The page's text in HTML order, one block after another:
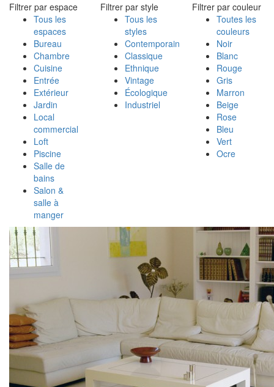
Filtrer par espace
Tous les
espaces
Bureau
Chambre
Cuisine
Entrée
Extérieur
Jardin
Local
commercial
Loft
Piscine
Salle de
bains
Salon &
salle à
manger
Filtrer par style
Tous les
styles
Contemporain
Classique
Ethnique
Vintage
Écologique
Industriel
Filtrer par couleur
Toutes les
couleurs
Noir
Blanc
Rouge
Gris
Marron
Beige
Rose
Bleu
Vert
Ocre